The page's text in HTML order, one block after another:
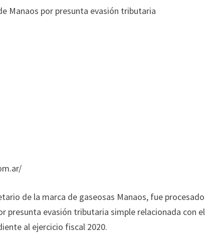
de la marca de gaseosas Manaos, fue procesado
presunta evasión tributaria simple relacionada con el
al ejercicio fiscal 2020.